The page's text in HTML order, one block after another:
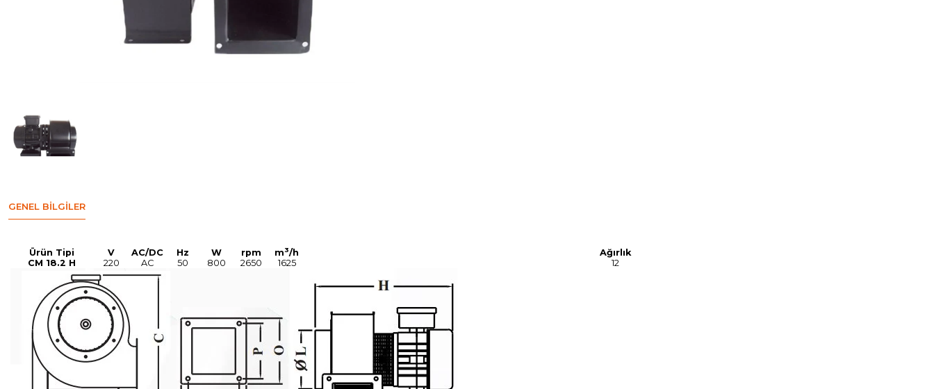
GENEL BILGILER
Ürün Tipi V AC/DC Hz W rpm m3/h
Ağırlık
CM 18.2 H
220 AC 50 800 2650 1625 12